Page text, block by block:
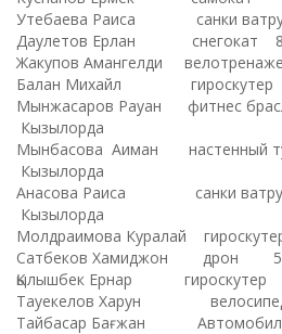
Утебаева Раиса санки
Даулетов Ерлан снегокат
Жакупов Амангелди
Балан Михайл гироскутер
Мынжасаров Рауан фитнес
Кызылорда
Мынбасова Аиман настенный
Кызылорда
Анасова Раиса санки
Кызылорда
Молдраимова Куралай
Сатбеков Хамиджон дрон
Қылышбек Ернар гироскутер
Тауекелов Харун
Тайбасар Бағжан